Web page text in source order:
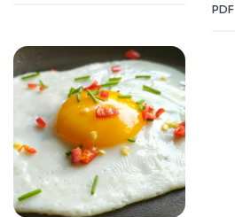
PDF